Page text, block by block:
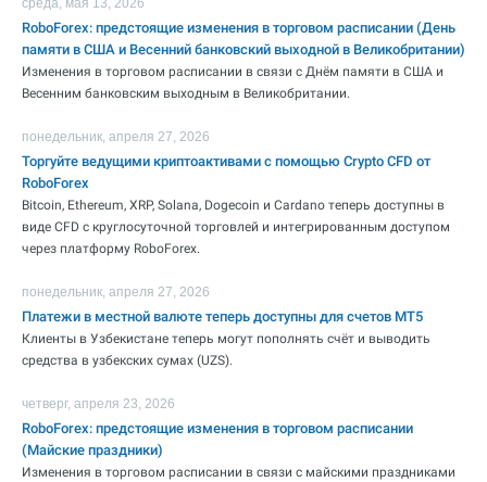
среда, мая 13, 2026
RoboForex: предстоящие изменения в торговом расписании (День
памяти в США и Весенний банковский выходной в Великобритании)
Изменения в торговом расписании в связи с Днём памяти в США и
Весенним банковским выходным в Великобритании.
понедельник, апреля 27, 2026
Торгуйте ведущими криптоактивами с помощью Crypto CFD от
RoboForex
Bitcoin, Ethereum, XRP, Solana, Dogecoin и Cardano теперь доступны в
виде CFD с круглосуточной торговлей и интегрированным доступом
через платформу RoboForex.
понедельник, апреля 27, 2026
Платежи в местной валюте теперь доступны для счетов MT5
Клиенты в Узбекистане теперь могут пополнять счёт и выводить
средства в узбекских сумах (UZS).
четверг, апреля 23, 2026
RoboForex: предстоящие изменения в торговом расписании
(Майские праздники)
Изменения в торговом расписании в связи с майскими праздниками